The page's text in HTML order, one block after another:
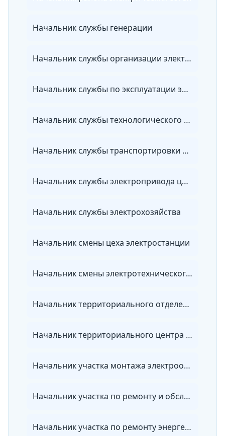
Начальник службы генерации
Начальник службы организации электроэнергетики
Начальник службы по эксплуатации электрических сетей
Начальник службы технологического присоединения
Начальник службы транспортировки электроэнергии
Начальник службы электропривода цеха
Начальник службы электрохозяйства
Начальник смены цеха электростанции
Начальник смены электротехнического цеха теплоэлектроцентрали
Начальник территориального отделения энергосбытовой организации
Начальник территориального центра ведомственного энергетического надзора
Начальник участка монтажа электрооборудования
Начальник участка по ремонту и обслуживанию электрооборудования
Начальник участка по ремонту энергетического оборудования, зданий и сооружений